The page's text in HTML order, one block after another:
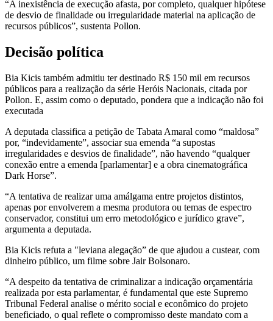
“A inexistência de execução afasta, por completo, qualquer hipótese
de desvio de finalidade ou irregularidade material na aplicação de
recursos públicos”, sustenta Pollon.
Decisão política
Bia Kicis também admitiu ter destinado R$ 150 mil em recursos
públicos para a realização da série Heróis Nacionais, citada por
Pollon. E, assim como o deputado, pondera que a indicação não foi
executada
A deputada classifica a petição de Tabata Amaral como “maldosa”
por, “indevidamente”, associar sua emenda “a supostas
irregularidades e desvios de finalidade”, não havendo “qualquer
conexão entre a emenda [parlamentar] e a obra cinematográfica
Dark Horse”.
“A tentativa de realizar uma amálgama entre projetos distintos,
apenas por envolverem a mesma produtora ou temas de espectro
conservador, constitui um erro metodológico e jurídico grave”,
argumenta a deputada.
Bia Kicis refuta a "leviana alegação” de que ajudou a custear, com
dinheiro público, um filme sobre Jair Bolsonaro.
“A despeito da tentativa de criminalizar a indicação orçamentária
realizada por esta parlamentar, é fundamental que este Supremo
Tribunal Federal analise o mérito social e econômico do projeto
beneficiado, o qual reflete o compromisso deste mandato com a